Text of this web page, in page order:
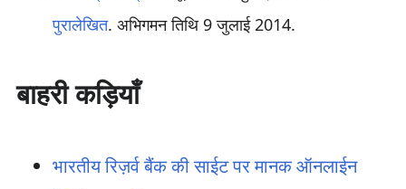
पुरालेखित. अभिगमन तिथि 9 जुलाई 2014.
बाहरी कड़ियाँ
भारतीय रिज़र्व बैंक की साईट पर मानक ऑनलाईन